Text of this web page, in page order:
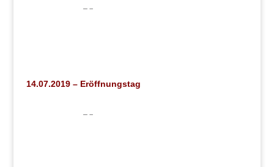
14.07.2019 – Eröffnungstag